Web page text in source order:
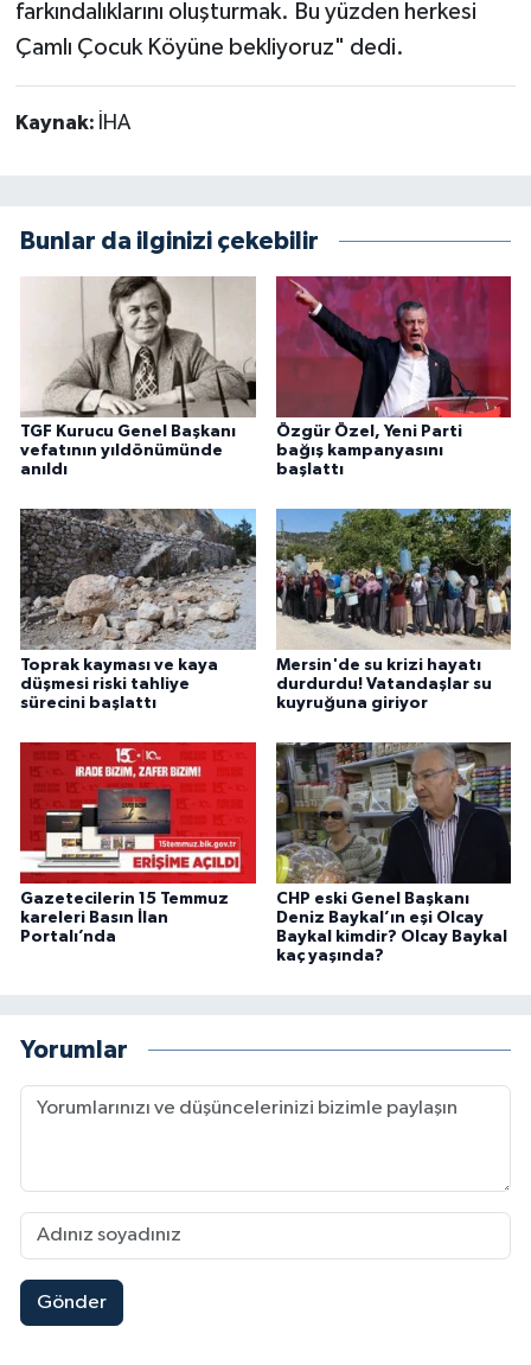
farkındalıklarını oluşturmak. Bu yüzden herkesi
Çamlı Çocuk Köyüne bekliyoruz" dedi.
Kaynak: İHA
Bunlar da ilginizi çekebilir
TGF Kurucu Genel Başkanı
vefatının yıldönümünde
anıldı
Özgür Özel, Yeni Parti
bağış kampanyasını
başlattı
Toprak kayması ve kaya
düşmesi riski tahliye
sürecini başlattı
Mersin'de su krizi hayatı
durdurdu! Vatandaşlar su
kuyruğuna giriyor
Gazetecilerin 15 Temmuz
kareleri Basın İlan
Portalı’nda
CHP eski Genel Başkanı
Deniz Baykal’ın eşi Olcay
Baykal kimdir? Olcay Baykal
kaç yaşında?
Yorumlar
Gönder